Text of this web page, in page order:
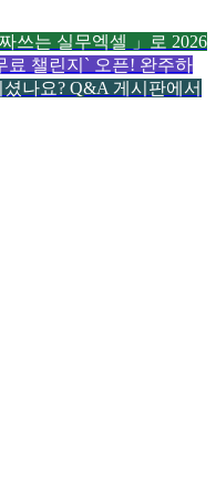
쓰는 실무엑셀 」로 2026
료 챌린지` 오픈! 완주하
나요? Q&A 게시판에서